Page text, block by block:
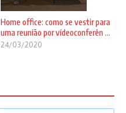
Home office: como se vestir para
uma reunião por vídeoconferên ...
24/03/2020